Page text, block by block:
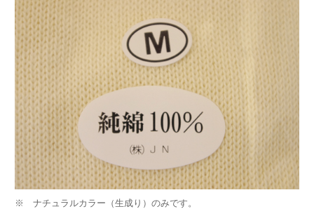
※ ナチュラルカラー（生成り）のみです。